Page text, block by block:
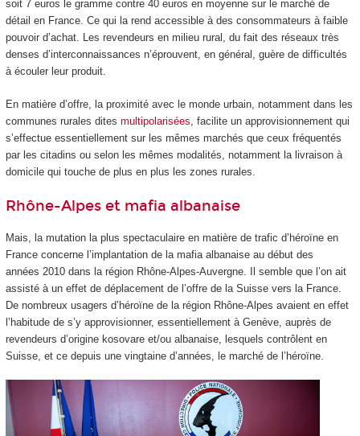
soit 7 euros le gramme contre 40 euros en moyenne sur le marché de
détail en France. Ce qui la rend accessible à des consommateurs à faible
pouvoir d’achat. Les revendeurs en milieu rural, du fait des réseaux très
denses d’interconnaissances n’éprouvent, en général, guère de difficultés
à écouler leur produit.
En matière d’offre, la proximité avec le monde urbain, notamment dans les
communes rurales dites multipolarisées , facilite un approvisionnement qui
s’effectue essentiellement sur les mêmes marchés que ceux fréquentés
par les citadins ou selon les mêmes modalités, notamment la livraison à
domicile qui touche de plus en plus les zones rurales.
Rhône-Alpes et mafia albanaise
Mais, la mutation la plus spectaculaire en matière de trafic d’héroïne en
France concerne l’implantation de la mafia albanaise au début des
années 2010 dans la région Rhône-Alpes-Auvergne. Il semble que l’on ait
assisté à un effet de déplacement de l’offre de la Suisse vers la France.
De nombreux usagers d’héroïne de la région Rhône-Alpes avaient en effet
l’habitude de s’y approvisionner, essentiellement à Genève, auprès de
revendeurs d’origine kosovare et/ou albanaise, lesquels contrôlent en
Suisse, et ce depuis une vingtaine d’années, le marché de l’héroïne.